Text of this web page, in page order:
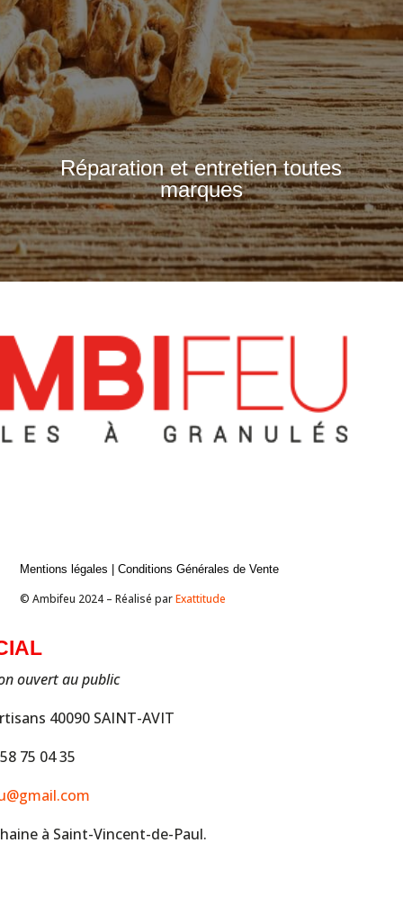
Réparation et entretien toutes
marques
Mentions légales |Conditions Générales de Vente
© Ambifeu 2024 – Réalisé parExattitude
ouvert au public
40090 SAINT-AVIT
75 04 35
à Saint-Vincent-de-Paul.